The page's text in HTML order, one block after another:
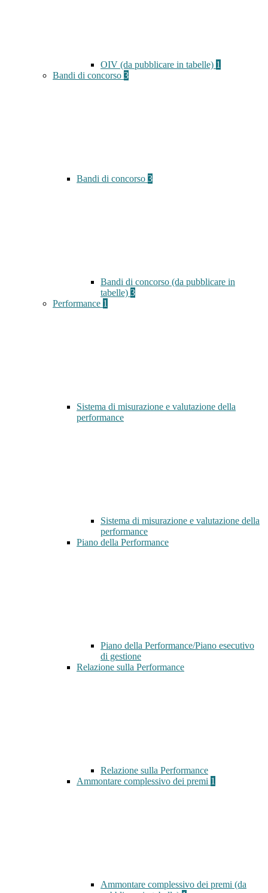
OIV (da pubblicare in tabelle) 1
Bandi di concorso 3
Bandi di concorso 3
Bandi di concorso (da pubblicare in
tabelle) 3
Performance 1
Sistema di misurazione e valutazione della
performance
Sistema di misurazione e valutazione della
performance
Piano della Performance
Piano della Performance/Piano esecutivo
di gestione
Relazione sulla Performance
Relazione sulla Performance
Ammontare complessivo dei premi 1
Ammontare complessivo dei premi (da